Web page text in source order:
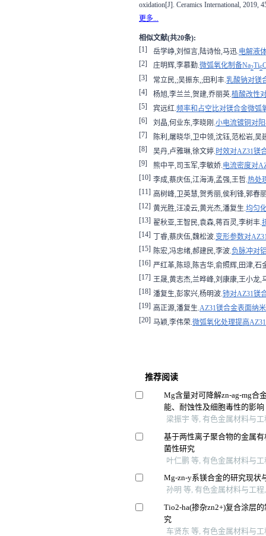
oxidation[J]. Ceramics International, 2019,
更多...
相似文献(共20条):
[1]
岳学峥,刘恒言,陆诗怡,马迅.电解液
[2]
庄明辉,李慕勤.微弧氧化制备Na2Ti6
[3]
常立民,;吴振东,;田利丰.乳酸钠对镁
[4]
杨旭,李兰兰,贺建,乔丽英.植酸改性
[5]
宾远红.频率和占空比对镁合金微弧
[6]
刘晶,何业东,李晓刚.小电流镀铜对
[7]
陈利,屠晓华,卫中领,沈钰,范松岩,吴
[8]
吴丹,卢雅琳,徐文婷.时效对AZ31镁
[9]
熊中平,司玉军,李敏娇.电流密度对
[10] 李成,蔡庆伍,江海涛,孟强,王哲.热处
[11] 高树峰,卫英慧,贺秀丽,侯利锋,郭春
[12] 黄光胜,汪凌云,黄光杰,潘复生.均匀
[13] 翟秋亚,王智民,袁森,蒋百灵,李树丰.
[14]
丁睿,蔡庆伍,魏松波.变形参数对
[15] 陈宏,冯忠绪,郝建民,李波.负脉冲对
[16] 严红革,陈琼,陈吉华,俞照辉,田津,石
[17] 王晟,黄志杰,兰晔峰,刘康康,王小龙,
[18] 潘复生,彭家兴,杨明波.铈对AZ31镁
[19] 高正源,潘复生.AZ31镁合金表面纳
[20] 马颖,李伟荣.微弧氧化处理提高
推荐阅读
Mg含量对可降解zn-ag-mg合
能、耐蚀性及细胞毒性的影响
梁振宇 等, 有色金属材料与工
基于两性离子聚合物的金属
菌性研究
叶仁鹏 等, 有色金属材料与工
Mg-zn-y系镁合金的研究现状
孙明 等, 有色金属材料与工程
Tio2-ha(掺杂zn2+)复合涂层
究
车贤东 等, 有色金属材料与工